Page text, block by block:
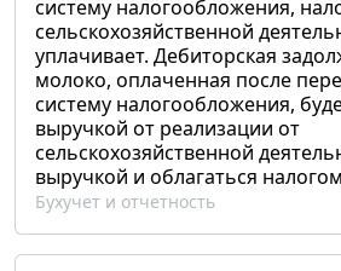
систему налогообложения,
сельскохозяйственной
уплачивает. Дебиторская
молоко, оплаченная после
систему налогообложения,
выручкой от реализации от
сельскохозяйственной
выручкой и облагаться
Бухучет и отчетность